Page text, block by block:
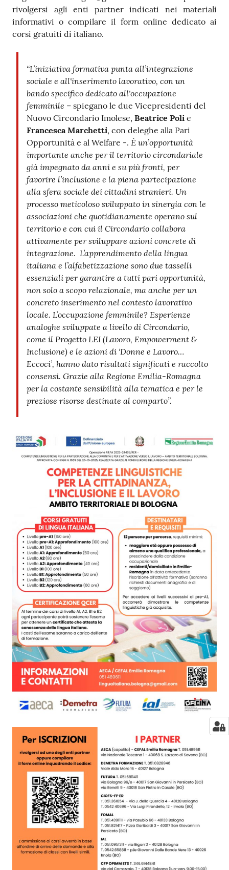
rivolgersi agli enti partner indicati nei materiali
informativi o compilare il form online dedicato ai
corsi gratuiti di italiano.
“L’iniziativa formativa punta all’integrazione
sociale e all'inserimento lavorativo, con un
bando specifico dedicato all'occupazione
femminile – spiegano le due Vicepresidenti del
Nuovo Circondario Imolese, Beatrice Poli e
Francesca Marchetti, con deleghe alla Pari
Opportunità e al Welfare -. È un’opportunità
importante anche per il territorio circondariale
già impegnato da anni e su più fronti, per
favorire l’inclusione e la piena partecipazione
alla sfera sociale dei cittadini stranieri. Un
processo meticoloso sviluppato in sinergiacon le
associazioni che quotidianamente operano sul
territorio e con cui il Circondario collabora
attivamente per sviluppare azioni concrete di
integrazione. L’apprendimento della lingua
italiana e l’alfabetizzazione sono due tasselli
essenziali per garantire a tutti pari opportunità,
non solo a scopo relazionale, ma anche per un
concreto inserimento nel contesto lavorativo
locale. L’occupazione femminile? Esperienze
analoghe sviluppate a livello di Circondario,
come il Progetto LEI (Lavoro, Empowerment &
Inclusione) e le azioni di ‘Donne e Lavoro…
Eccoci’, hanno dato risultati significati e raccolto
consensi. Grazie alla Regione Emilia-Romagna
per la costante sensibilità alla tematica e per le
preziose risorse destinate al comparto”.